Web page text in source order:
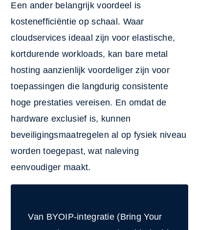
Een ander belangrijk voordeel is
kostenefficiëntie op schaal. Waar
cloudservices ideaal zijn voor elastische,
kortdurende workloads, kan bare metal
hosting aanzienlijk voordeliger zijn voor
toepassingen die langdurig consistente
hoge prestaties vereisen. En omdat de
hardware exclusief is, kunnen
beveiligingsmaatregelen al op fysiek niveau
worden toegepast, wat naleving
eenvoudiger maakt.
Van BYOIP-integratie (Bring Your